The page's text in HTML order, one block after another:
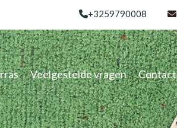
+3259790008
Veelgestelde vragen Contact